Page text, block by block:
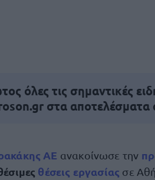
όλες τις σημαντικές
στα αποτελέσματα
ΑΕ ανακοίνωσε την
θέσεις εργασίας σε